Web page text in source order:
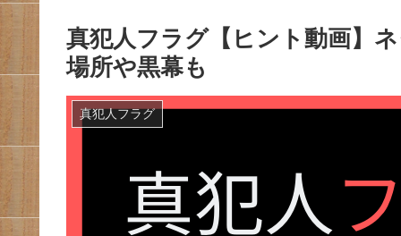
真犯人フラグ【ヒント動画】
場所や黒幕も
真犯人フラグ